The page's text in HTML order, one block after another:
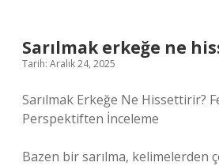
Sarılmak erkeğe ne
Tarih: Aralık 24, 2025
Sarılmak Erkeğe Ne Hissettirir?
Perspektiften İnceleme
Bazen bir sarılma, kelimelerden